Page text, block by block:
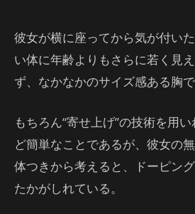
彼女が横に座ってから気が付い
い体に年齢よりもさらに若く見
ず、なかなかのサイズ感ある胸で
もちろん“寄せ上げ”の技術を用
ど簡単なことであるが、彼女の
体つきから考えると、ドーピン
たかがしれている。